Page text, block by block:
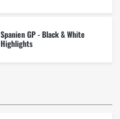
Spanien GP - Black & White
Highlights